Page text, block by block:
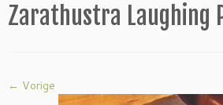
Zarathustra Laughing
← Vorige